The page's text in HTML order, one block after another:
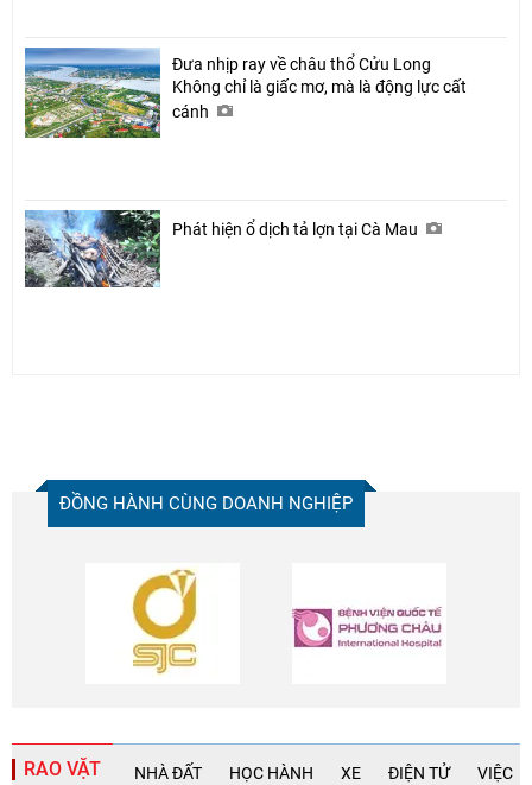
Đưa nhịp ray về châu thổ Cửu Long
Không chỉ là giấc mơ, mà là động lực cất
cánh
Phát hiện ổ dịch tả lợn tại Cà Mau
ĐỒNG HÀNH CÙNG DOANH NGHIỆP
RAO VẶT NHÀ ĐẤT HỌC HÀNH XE ĐIỆN TỬ VIỆC